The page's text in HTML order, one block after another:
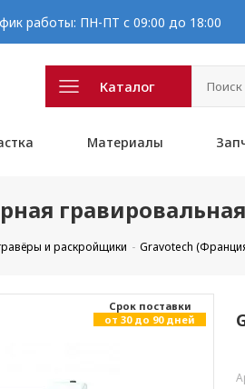
работы: ПН-ПТ с 09:00 до 18:00
Каталог
Материалы
и раскройщики Gravotech
Cрок поставки
от 30 до 90 дней